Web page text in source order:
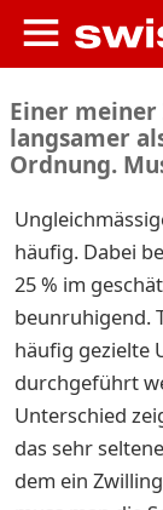
Einer meiner
langsamer
Ordnung.
häufig. Dabei
25 % im
beunruhigend.
häufig gezielte
durchgeführt
Unterschied
das sehr
dem ein